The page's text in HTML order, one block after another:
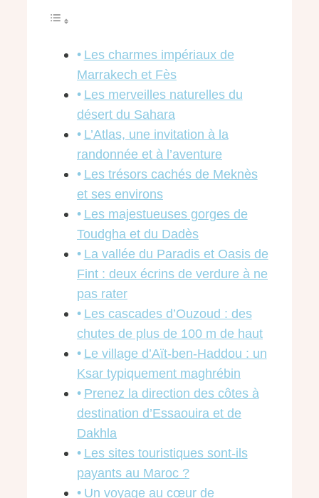
Les charmes impériaux de
Marrakech et Fès
Les merveilles naturelles du
désert du Sahara
L’Atlas, une invitation à la
randonnée et à l’aventure
Les trésors cachés de Meknès
et ses environs
Les majestueuses gorges de
Toudgha et du Dadès
La vallée du Paradis et Oasis de
Fint : deux écrins de verdure à ne
pas rater
Les cascades d’Ouzoud : des
chutes de plus de 100 m de haut
Le village d’Aït-ben-Haddou : un
Ksar typiquement maghrébin
Prenez la direction des côtes à
destination d’Essaouira et de
Dakhla
Les sites touristiques sont-ils
payants au Maroc ?
Un voyage au cœur de